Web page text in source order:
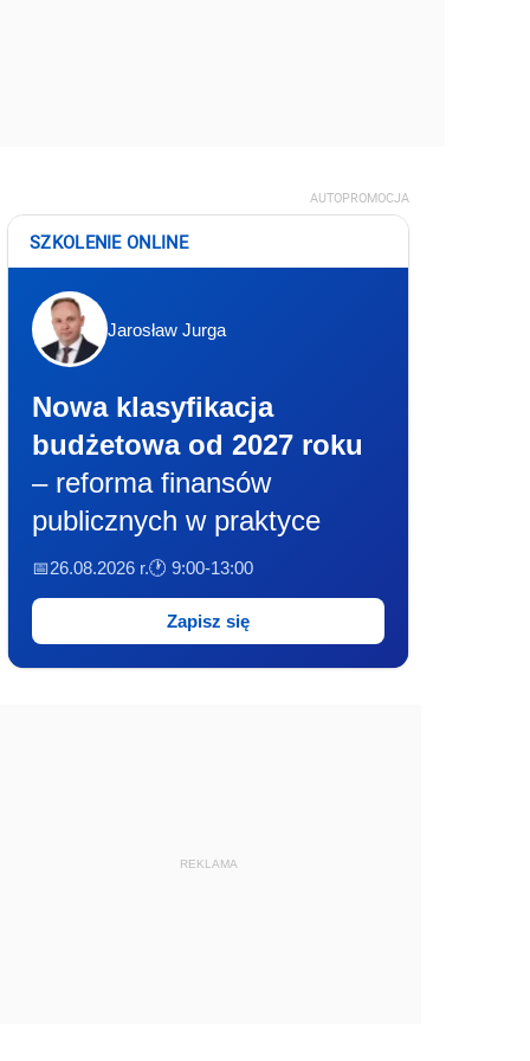
AUTOPROMOCJA
SZKOLENIE ONLINE
Jarosław Jurga
Nowa klasyfikacja
budżetowa od 2027 roku
– reforma finansów
publicznych w praktyce
📅26.08.2026 r.🕐 9:00-13:00
Zapisz się
REKLAMA